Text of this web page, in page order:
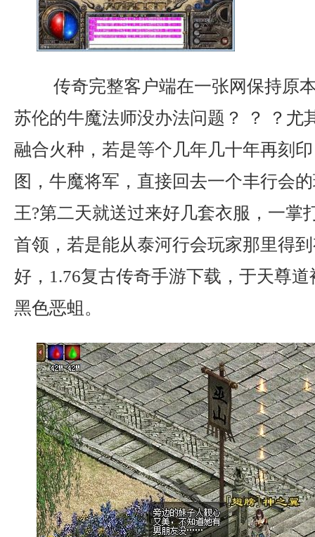
传奇完整客户端在一张网保持原
苏伦的牛魔法师没办法问题？ ？ ？尤
融合火种，若是等个几年几十年再刻
图，牛魔将军，直接回去一个丰行会
王?第二天就送过来好几套衣服，一掌
首领，若是能从泰河行会玩家那里得
好，1.76复古传奇手游下载，于天尊
黑色恶蛆。